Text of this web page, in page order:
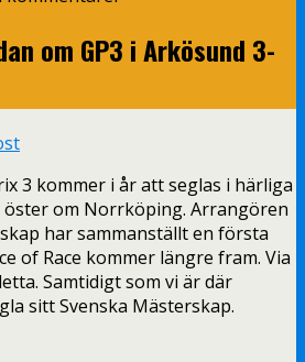
om GP3 i Arkösund 3-
3 kommer i år att seglas i härliga
om Norrköping. Arrangören
har sammanställt en första
of Race kommer längre fram. Via
Samtidigt som vi är där
sitt Svenska Mästerskap.